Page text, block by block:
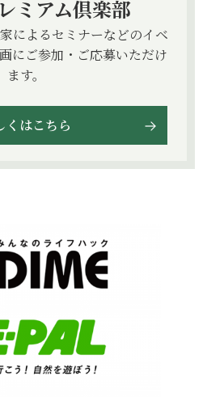
ミアム倶楽部
によるセミナーなどのイベ
にご参加・ご応募いただけ
ます。
くはこちら